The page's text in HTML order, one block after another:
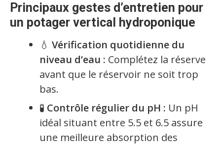
Principaux gestes d’entretien pour
un potager vertical hydroponique
💧 Vérification quotidienne du
niveau d’eau : Complétez la réserve
avant que le réservoir ne soit trop
bas.
🧪 Contrôle régulier du pH : Un pH
idéal situant entre 5.5 et 6.5 assure
une meilleure absorption des